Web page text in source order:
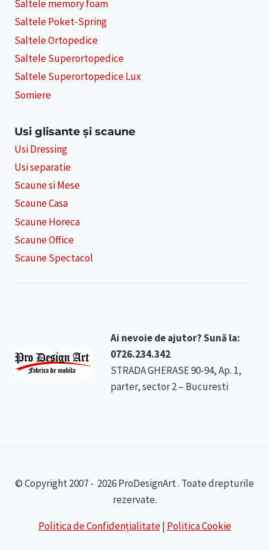
Saltele memory foam
Saltele Poket-Spring
Saltele Ortopedice
Saltele Superortopedice
Saltele Superortopedice Lux
Somiere
Usi glisante și scaune
Usi Dressing
Usi separatie
Scaune si Mese
Scaune Casa
Scaune Horeca
Scaune Office
Scaune Spectacol
Ai nevoie de ajutor? Sună la:
0726.234.342
STRADA GHERASE 90-94, Ap. 1,
parter, sector 2 – Bucuresti
© Copyright 2007 - 2026 ProDesignArt . Toate drepturile
rezervate.
Politica de Confidențialitate| Politica Cookie